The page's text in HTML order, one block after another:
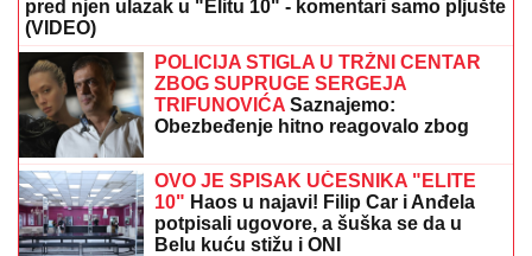
pred njen ulazak u "Elitu 10" - komentari samo pljušte
(VIDEO)
POLICIJA STIGLA U TRŽNI CENTAR
ZBOG SUPRUGE SERGEJA
TRIFUNOVIĆA Saznajemo:
Obezbeđenje hitno reagovalo zbog
krivičnu prijavu
OVO JE SPISAK UČESNIKA "ELITE
10" Haos u najavi! Filip Car i Anđela
potpisali ugovore, a šuška se da u
Belu kuću stižu i ONI